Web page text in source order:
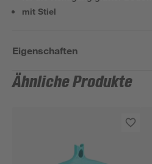
mit Stiel
Eigenschaften
Ähnliche Produkte